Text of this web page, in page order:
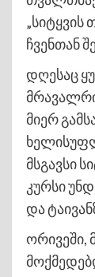
„სიტყვის
ჩვენთან
დღესაც
მიერ
მსგავსი
კურსი
და
ორივეში,